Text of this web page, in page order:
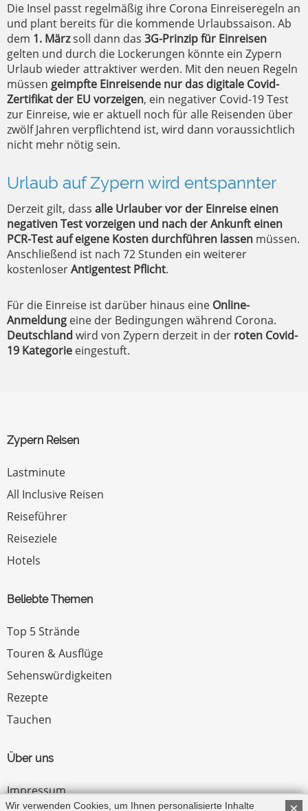
Die Insel passt regelmäßig ihre Corona Einreiseregeln an
und plant bereits für die kommende Urlaubssaison. Ab
dem 1. Märzsoll dann das 3G-Prinzip für Einreisen
gelten und durch die Lockerungen könnte ein Zypern
Urlaub wieder attraktiver werden. Mit den neuen Regeln
müssen geimpfte Einreisende nur das digitale Covid-
Zertifikat der EU vorzeigen, ein negativer Covid-19 Test
zur Einreise, wie er aktuell noch für alle Reisenden über
zwölf Jahren verpflichtend ist, wird dann voraussichtlich
nicht mehr nötig sein.
Urlaub auf Zypern wird entspannter
Derzeit gilt, dass alle Urlauber vor der Einreise einen
negativen Test vorzeigen und nach der Ankunft einen
PCR-Test auf eigene Kosten durchführen lassen müssen.
Anschließend ist nach 72 Stunden ein weiterer
kostenloserAntigentest Pflicht.
Für die Einreise ist darüber hinaus eine Online-
Anmeldung eine der Bedingungen während Corona.
Deutschland wird von Zypern derzeit in der roten Covid-
19 Kategorie eingestuft.
Zypern Reisen
Lastminute
All Inclusive Reisen
Reiseführer
Reiseziele
Hotels
Beliebte Themen
Top 5 Strände
Touren & Ausflüge
Sehenswürdigkeiten
Rezepte
Tauchen
Über uns
Impressum
Wir verwenden Cookies, um Ihnen personalisierte Inhalte